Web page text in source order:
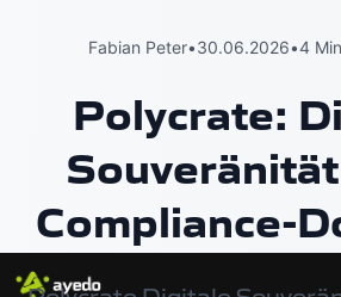
Fabian Peter•30.06.2026•4
Polycrate:
Compliance-